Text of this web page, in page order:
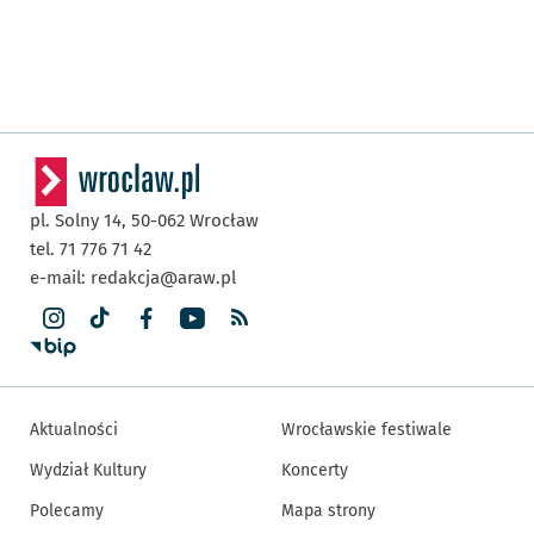
pl. Solny 14, 50-062 Wrocław
tel. 71 776 71 42
e-mail: redakcja@araw.pl
Aktualności
Wydział Kultury
Polecamy
Wrocławskie festiwale
Koncerty
Mapa strony